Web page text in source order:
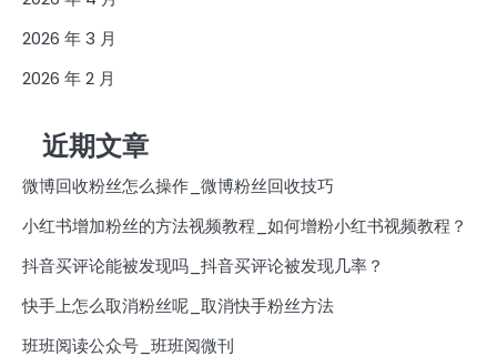
2026 年 3 月
2026 年 2 月
近期文章
微博回收粉丝怎么操作_微博粉丝回收技巧
小红书增加粉丝的方法视频教程_如何增粉小红书视频教程？
抖音买评论能被发现吗_抖音买评论被发现几率？
快手上怎么取消粉丝呢_取消快手粉丝方法
班班阅读公众号_班班阅微刊